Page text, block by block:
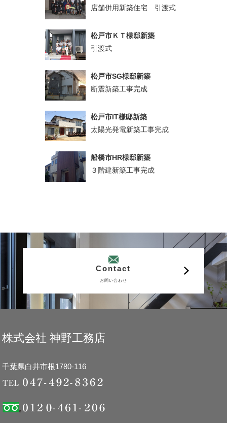
店舗併用新築住宅 引渡式
松戸市ＫＴ様邸新築
引渡式
松戸市SG様邸新築
断震新築工事完成
松戸市IT様邸新築
太陽光発電新築工事完成
船橋市HR様邸新築
３階建新築工事完成
Contact
お問い合わせ
株式会社 神野工務店
千葉県白井市根1780-116